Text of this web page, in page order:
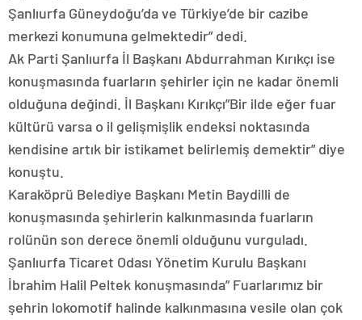
Şanlıurfa Güneydoğu’da ve Türkiye’de bir cazibe
merkezi konumuna gelmektedir” dedi.
Ak Parti Şanlıurfa İl Başkanı Abdurrahman Kırıkçı ise
konuşmasında fuarların şehirler için ne kadar önemli
olduğuna değindi. İl Başkanı Kırıkçı”Bir ilde eğer fuar
kültürü varsa o il gelişmişlik endeksi noktasında
kendisine artık bir istikamet belirlemiş demektir” diye
konuştu.
Karaköprü Belediye Başkanı Metin Baydilli de
konuşmasında şehirlerin kalkınmasında fuarların
rolünün son derece önemli olduğunu vurguladı.
Şanlıurfa Ticaret Odası Yönetim Kurulu Başkanı
İbrahim Halil Peltek konuşmasında” Fuarlarımız bir
şehrin lokomotif halinde kalkınmasına vesile olan çok